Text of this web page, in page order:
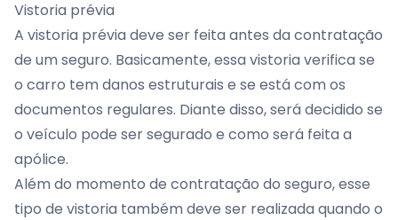
Vistoria prévia
A vistoria prévia deve ser feita antes da contratação
de um seguro. Basicamente, essa vistoria verifica se
o carro tem danos estruturais e se está com os
documentos regulares. Diante disso, será decidido se
o veículo pode ser segurado e como será feita a
apólice.
Além do momento de contratação do seguro, esse
tipo de vistoria também deve ser realizada quando o